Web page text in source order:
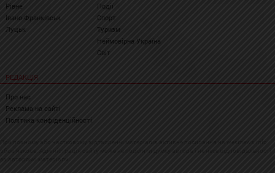
Рівне
Івано-Франківськ
Луцьк
Події
Спорт
Туризм
Неймовірна Україна
Світ
РЕДАКЦІЯ
Про нас
Реклама на сайті
Політика конфіденційності